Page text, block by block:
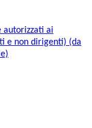
autorizzati ai
e non dirigenti) (da